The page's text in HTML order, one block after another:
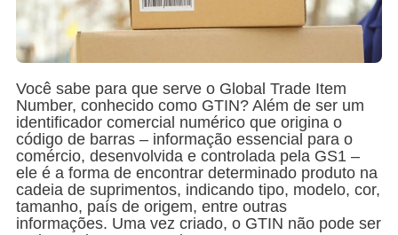
Você sabe para que serve o Global Trade Item
Number, conhecido como GTIN? Além de ser um
identificador comercial numérico que origina o
código de barras – informação essencial para o
comércio, desenvolvida e controlada pela GS1 –
ele é a forma de encontrar determinado produto na
cadeia de suprimentos, indicando tipo, modelo, cor,
tamanho, país de origem, entre outras
informações. Uma vez criado, o GTIN não pode ser